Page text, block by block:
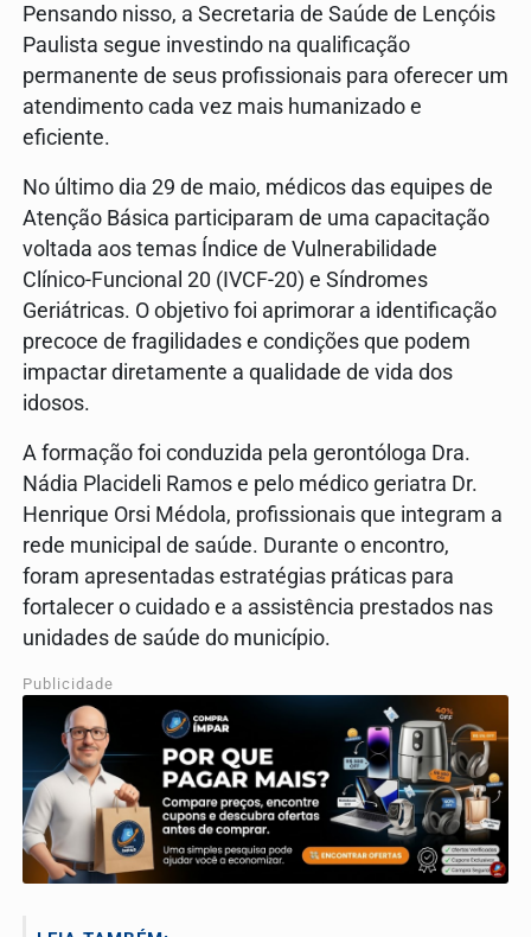
Pensando nisso, a Secretaria de Saúde de Lençóis
Paulista segue investindo na qualificação
permanente de seus profissionais para oferecer um
atendimento cada vez mais humanizado e
eficiente.
No último dia 29 de maio, médicos das equipes de
Atenção Básica participaram de uma capacitação
voltada aos temas Índice de Vulnerabilidade
Clínico-Funcional 20 (IVCF-20) e Síndromes
Geriátricas. O objetivo foi aprimorar a identificação
precoce de fragilidades e condições que podem
impactar diretamente a qualidade de vida dos
idosos.
A formação foi conduzida pela gerontóloga Dra.
Nádia Placideli Ramos e pelo médico geriatra Dr.
Henrique Orsi Médola, profissionais que integram a
rede municipal de saúde. Durante o encontro,
foram apresentadas estratégias práticas para
fortalecer o cuidado e a assistência prestados nas
unidades de saúde do município.
Publicidade